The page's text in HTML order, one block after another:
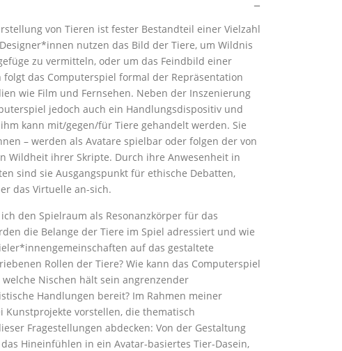
von Tieren ist fester Bestandteil einer Vielzahl
nutzen das Bild der Tiere, um Wildnis
zu vermitteln, oder um das Feindbild einer
das Computerspiel formal der Repräsentation
wie Film und Fernsehen. Neben der Inszenierung
jedoch auch ein Handlungsdispositiv und
kann mit/gegen/für Tiere gehandelt werden. Sie
– werden als Avatare spielbar oder folgen der von
Wildheit ihrer Skripte. Durch ihre Anwesenheit in
sind sie Ausgangspunkt für ethische Debatten,
das Virtuelle an-sich.
den Spielraum als Resonanzkörper für das
die Belange der Tiere im Spiel adressiert und wie
auf das gestaltete
Rollen der Tiere? Wie kann das Computerspiel
Nischen hält sein angrenzender
Handlungen bereit? Im Rahmen meiner
Kunstprojekte vorstellen, die thematisch
Fragestellungen abdecken: Von der Gestaltung
Hineinfühlen in ein Avatar-basiertes Tier-Dasein,